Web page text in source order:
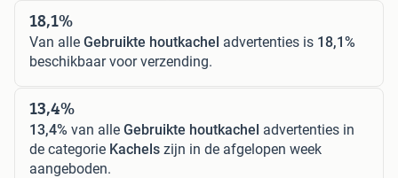
18,1%
Van alle Gebruikte houtkachel advertenties is 18,1%
beschikbaar voor verzending.
13,4%
13,4% van alle Gebruikte houtkachel advertenties in
de categorie Kachels zijn in de afgelopen week
aangeboden.